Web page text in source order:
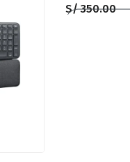
S/350.00